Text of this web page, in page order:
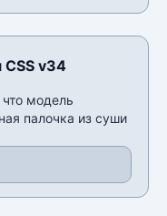
v34
модель
палочка из суши